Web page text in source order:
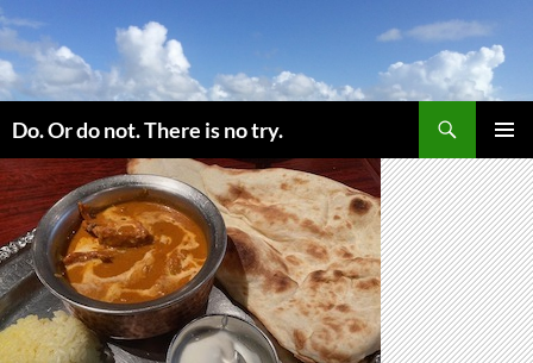
コ
ン
テ
ン
ツ
へ
ス
キ
ッ
プ
Do. Or do not. There is no try.
索
メインメ
ニュー